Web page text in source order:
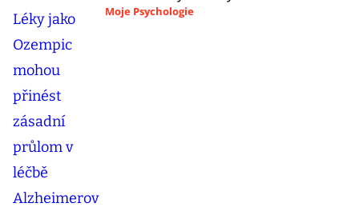
Moje Psychologie